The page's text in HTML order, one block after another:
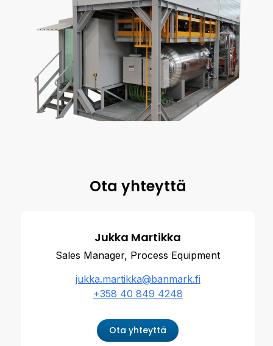
Ota yhteyttä
Jukka Martikka
Sales Manager, Process Equipment
jukka.martikka@banmark.fi
+358 40 849 4248
Ota yhteyttä